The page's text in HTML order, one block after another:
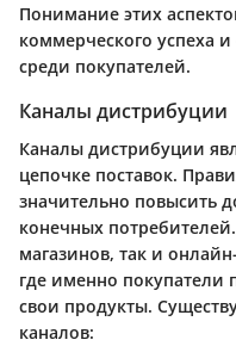
Понимание этих
коммерческого успеха
среди покупателей.
Каналы дистрибуции
Каналы дистрибуции
цепочке поставок.
значительно повысить
конечных
магазинов, так и
где именно покупатели
свои продукты.
каналов: